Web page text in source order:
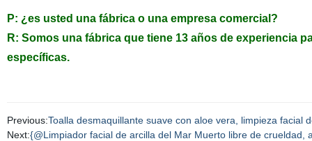
P: ¿es usted una fábrica o una empresa comercial?
R: Somos una fábrica que tiene 13 años de experiencia
específicas.
Previous:Toalla desmaquillante suave con aloe vera, limpieza facial
Next:{@Limpiador facial de arcilla del Mar Muerto libre de crueldad,